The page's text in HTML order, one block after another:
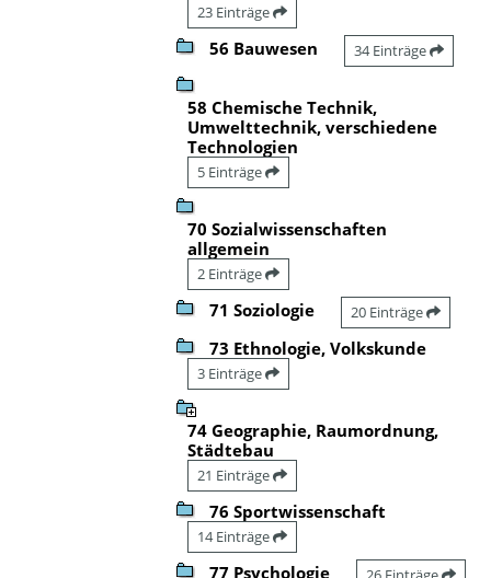
23 Einträge
56 Bauwesen 34 Einträge
58 Chemische Technik,
Umwelttechnik, verschiedene
Technologien
5 Einträge
70 Sozialwissenschaften
allgemein
2 Einträge
71 Soziologie 20 Einträge
73 Ethnologie, Volkskunde
3 Einträge
74 Geographie, Raumordnung,
Städtebau
21 Einträge
76 Sportwissenschaft
14 Einträge
77 Psychologie